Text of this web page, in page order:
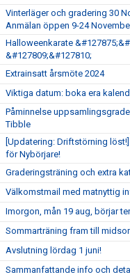
Vinterläger och gradering 30
Anmälan öppen 9-24
Halloweenkarate
&#127809;&#127810;
Extrainsatt årsmöte 2024
Viktiga datum: boka era
Påminnelse
Tibble
[Updatering: Driftstörning
för Nybörjare!
Graderingsträning och extra
Välkomstmail med matnyttig
Imorgon, mån 19 aug, börjar
Sommarträning fram till
Avslutning lördag 1 juni!
Sammanfattande info och